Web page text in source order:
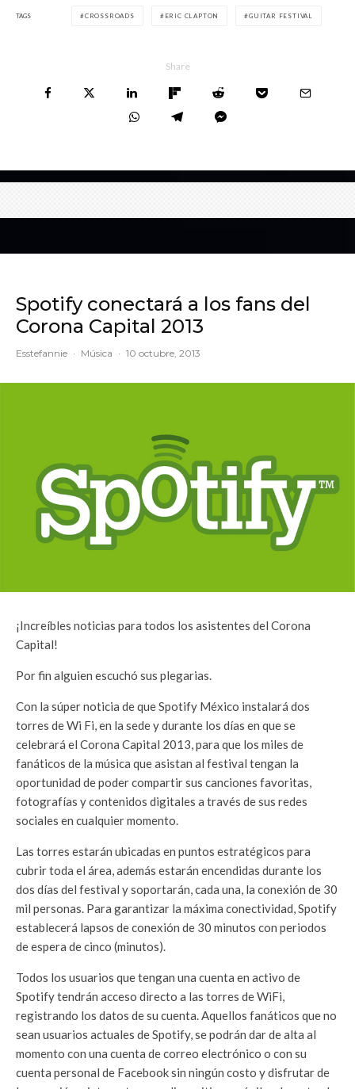
TAGS CROSSROADS ERIC CLAPTON GUITAR FESTIVAL
Share
Spotify conectará a los fans del
Corona Capital 2013
Esstefannie · Música · 10 octubre, 2013
¡Increíbles noticias para todos los asistentes del Corona
Capital!
Por fin alguien escuchó sus plegarias.
Con la súper noticia de que Spotify México instalará dos
torres de Wi Fi, en la sede y durante los días en que se
celebrará el Corona Capital 2013, para que los miles de
fanáticos de la música que asistan al festival tengan la
oportunidad de poder compartir sus canciones favoritas,
fotografías y contenidos digitales a través de sus redes
sociales en cualquier momento.
Las torres estarán ubicadas en puntos estratégicos para
cubrir toda el área, además estarán encendidas durante los
dos días del festival y soportarán, cada una, la conexión de 30
mil personas. Para garantizar la máxima conectividad, Spotify
establecerá lapsos de conexión de 30 minutos con periodos
de espera de cinco (minutos).
Todos los usuarios que tengan una cuenta en activo de
Spotify tendrán acceso directo a las torres de WiFi,
registrando los datos de su cuenta. Aquellos fanáticos que no
sean usuarios actuales de Spotify, se podrán dar de alta al
momento con una cuenta de correo electrónico o con su
cuenta personal de Facebook sin ningún costo y disfrutar de